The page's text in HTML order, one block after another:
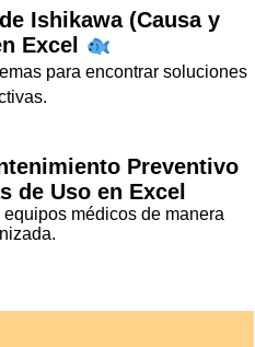
Ishikawa (Causa y
Excel
para encontrar soluciones
Preventivo
de Uso en Excel
médicos de manera